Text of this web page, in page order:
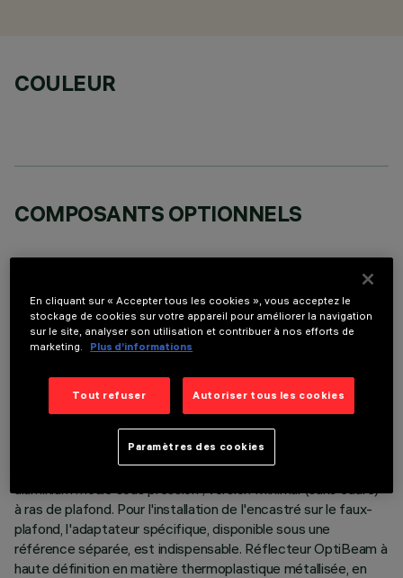
COULEUR
COMPOSANTS OPTIONNELS
DONNÉES TECHNIQUES
DESCRIPTION
Appareil miniaturisé encastrable linéaire à 2 éléments
optiques pour sources LED - optique fixe. Corps en
aluminium moulé sous pression ; version Minimal (sans cadre)
à ras de plafond. Pour l'installation de l'encastré sur le faux-
plafond, l'adaptateur spécifique, disponible sous une
référence séparée, est indispensable. Réflecteur OptiBeam à
haute définition en matière thermoplastique métallisée, en
En cliquant sur « Accepter tous les cookies », vous acceptez le
stockage de cookies sur votre appareil pour améliorer la navigation
sur le site, analyser son utilisation et contribuer à nos efforts de
marketing.
Plus d’informations
Tout refuser Autoriser tous les cookies
Paramètres des cookies